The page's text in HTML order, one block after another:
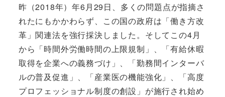
昨（2018年）年6月29日、多くの問題点が指摘さ
れたにもかかわらず、この国の政府は「働き方改
革」関連法を強行採決しました。そしてこの4月
から「時間外労働時間の上限規制」、「有給休暇
取得を企業への義務づけ」、「勤務間インターバ
ルの普及促進」、「産業医の機能強化」、「高度
プロフェッショナル制度の創設」が施行され始め